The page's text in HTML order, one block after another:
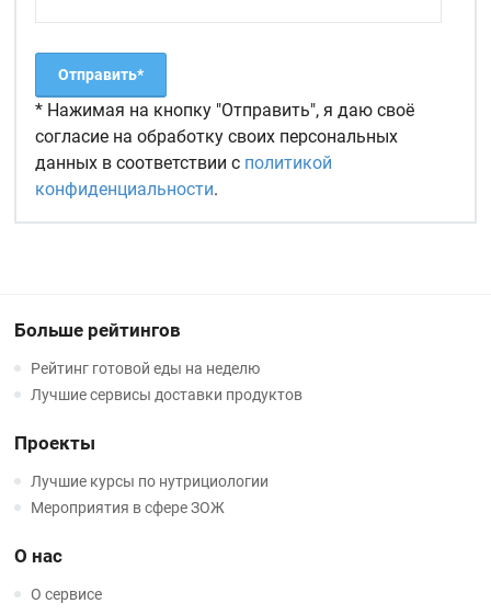
* Нажимая на кнопку "Отправить", я даю своё
согласие на обработку своих персональных
данных в соответствии с политикой
конфиденциальности.
Больше рейтингов
Рейтинг готовой еды на неделю
Лучшие сервисы доставки продуктов
Проекты
Лучшие курсы по нутрициологии
Мероприятия в сфере ЗОЖ
О нас
О сервисе